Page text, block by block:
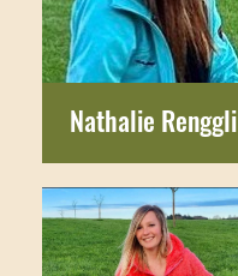
Nathalie Renggli